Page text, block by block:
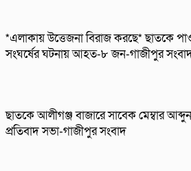
*এলাকায় উত্তেজনা বিরাজ করছে* ছাতকে
সংঘর্ষের ঘটনায় আহত-৮ জন-গাজীপুর
ছাতকে আলীগঞ্জ বাজারে সাবেক মেম্বার
প্রতিবাদ সভা-গাজীপুর সংবাদ